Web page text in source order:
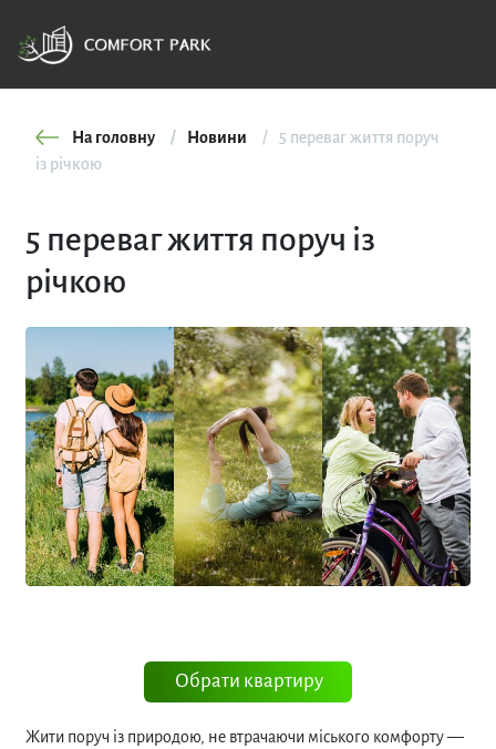
На головну Новини
5 переваг життя поруч
із річкою
5 переваг життя поруч із
річкою
Обрати квартиру
Жити поруч із природою, не втрачаючи міського комфорту —